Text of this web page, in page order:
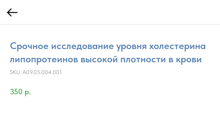
Срочное исследование уровня холестерина
липопротеинов высокой плотности в крови
SKU: A09.05.004.001
350 р.